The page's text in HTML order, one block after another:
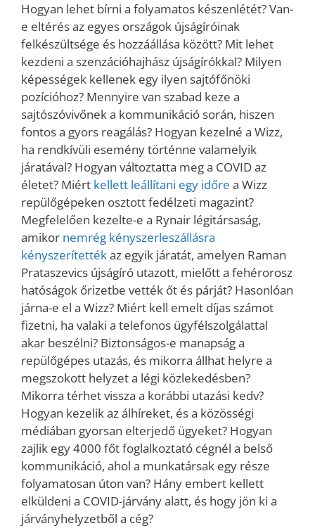
Hogyan lehet bírni a folyamatos készenlétét? Van-
e eltérés az egyes országok újságíróinak
felkészültsége és hozzáállása között? Mit lehet
kezdeni a szenzációhajhász újságírókkal? Milyen
képességek kellenek egy ilyen sajtófőnöki
pozícióhoz? Mennyire van szabad keze a
sajtószóvivőnek a kommunikáció során, hiszen
fontos a gyors reagálás? Hogyan kezelné a Wizz,
ha rendkívüli esemény történne valamelyik
járatával? Hogyan változtatta meg a COVID az
életet? Miért kellett leállítani egy időre a Wizz
repülőgépeken osztott fedélzeti magazint?
Megfelelően kezelte-e a Rynair légitársaság,
amikor nemrég kényszerleszállásra
kényszerítettékaz egyik járatát, amelyen Raman
Prataszevics újságíró utazott, mielőtt a fehérorosz
hatóságok őrizetbe vették őt és párját? Hasonlóan
járna-e el a Wizz? Miért kell emelt díjas számot
fizetni, ha valaki a telefonos ügyfélszolgálattal
akar beszélni? Biztonságos-e manapság a
repülőgépes utazás, és mikorra állhat helyre a
megszokott helyzet a légi közlekedésben?
Mikorra térhet vissza a korábbi utazási kedv?
Hogyan kezelik az álhíreket, és a közösségi
médiában gyorsan elterjedő ügyeket? Hogyan
zajlik egy 4000 főt foglalkoztató cégnél a belső
kommunikáció, ahol a munkatársak egy része
folyamatosan úton van? Hány embert kellett
elküldeni a COVID-járvány alatt, és hogy jön ki a
járványhelyzetből a cég?